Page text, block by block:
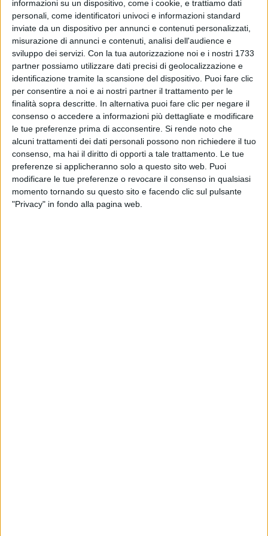
informazioni su un dispositivo, come i cookie, e trattiamo dati
personali, come identificatori univoci e informazioni standard
inviate da un dispositivo per annunci e contenuti personalizzati,
misurazione di annunci e contenuti, analisi dell'audience e
sviluppo dei servizi. Con la tua autorizzazione noi e i nostri 1733
partner possiamo utilizzare dati precisi di geolocalizzazione e
identificazione tramite la scansione del dispositivo. Puoi fare clic
per consentire a noi e ai nostri partner il trattamento per le
finalità sopra descritte. In alternativa puoi fare clic per negare il
consenso o accedere a informazioni più dettagliate e modificare
le tue preferenze prima di acconsentire. Si rende noto che
alcuni trattamenti dei dati personali possono non richiedere il tuo
consenso, ma hai il diritto di opporti a tale trattamento. Le tue
preferenze si applicheranno solo a questo sito web. Puoi
modificare le tue preferenze o revocare il consenso in qualsiasi
momento tornando su questo sito e facendo clic sul pulsante
"Privacy" in fondo alla pagina web.
ufficiale.
La rassegna “I capolavori immaginati” ha come
scopo la diffusione del nostro patrimonio
artistico, in collaborazione con gli stessi artisti o le
loro Fondazioni, per realizzare videoclip di canzoni
che hanno fatto la storia della musica italiana. Negli
ultimi anni, la rassegna ha prodotto e presentato i
videoclip ufficiali di “Via con me” di Paolo Conte,
“Futura” e “Com’è profondo il mare” di Lucio Dalla,
“Il Pescatore” di Fabrizio De Andrè, “Notte prima
degli esami” di Antonello Venditti, “Gianna” di Rino
Gaetano, “Una lunga storia d’amore” di Gino Paoli e
“L’avvelenata” di Francesco Guccini.